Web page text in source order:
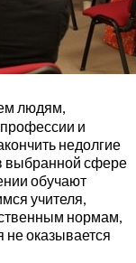
людям,
и
недолгие
выбранной сфере
обучают
учителя,
нормам,
не оказывается